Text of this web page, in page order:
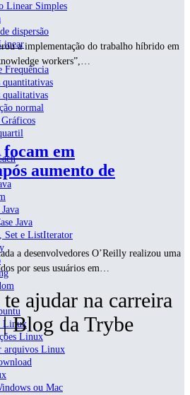
Linear Simples
dispersão
Frequência
quantitativas
qualitativas
normal
Java
Set e ListIterator
Linux
Linux
arquivos Linux
ou Mac
a implementação do trabalho híbrido em
workers”,…
focam em
aumento de
a desenvolvedores O’Reilly realizou uma
por seus usuários em…